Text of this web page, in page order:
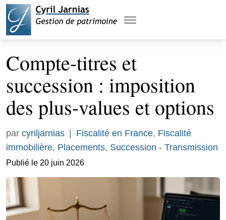
Compte-titres et
succession : imposition
des plus-values et options
par cyriljarnias Fiscalité en France, Fiscalité
immobilière, Placements, Succession - Transmission
Publié le 20 juin 2026